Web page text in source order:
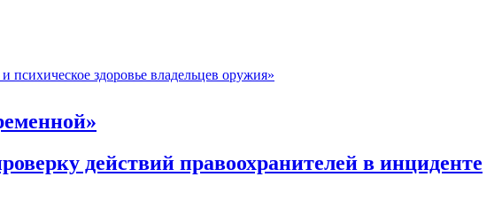
здоровье владельцев оружия»
действий правоохранителей в инциденте